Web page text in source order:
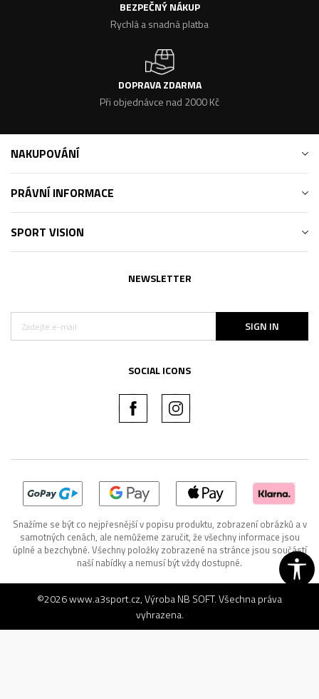
BEZPEČNÝ NÁKUP
Rychlá a snadná platba
DOPRAVA ZDARMA
Při objednávce nad 2000 Kč
NAKUPOVÁNÍ
PRÁVNÍ INFORMACE
SPORT VISION
NEWSLETTER
SIGN IN
SOCIAL ICONS
Snažíme se být co nejpřesnější v popisu produktu, zobrazení obrázků a v
samotných cenách, ale nemůžeme zaručit, že všechny informace jsou
úplné a bezchybné. Všechny položky zobrazené na stránce jsou součástí
naší nabídky a nemusí být vždy dostupné.
©2026www.a3sport.cz, VýrobaNB SOFT. Všechna práva
vyhrazena.